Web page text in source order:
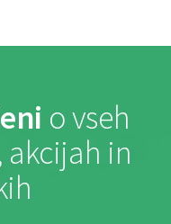
o vseh
in